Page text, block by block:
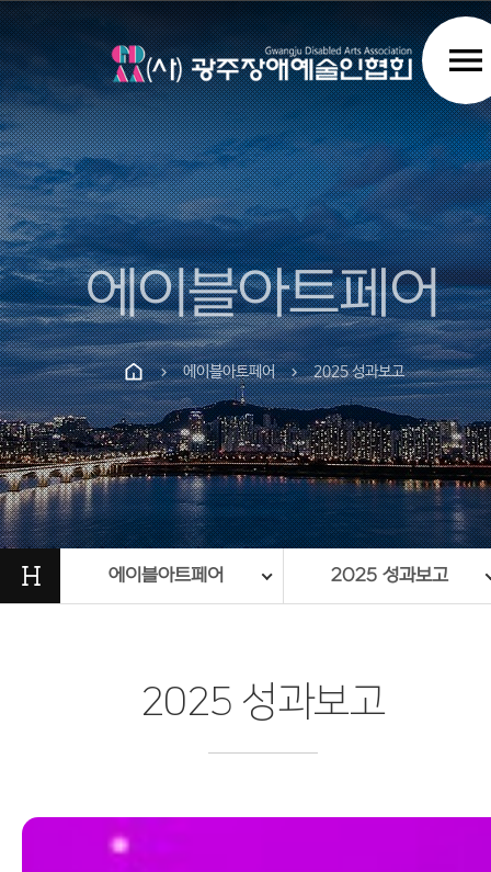
menu
에이블아트페어
chevron_right 에이블아트페어 chevron_right 2025 성과보고
H 에이블아트페어 2025 성과보고
2025 성과보고